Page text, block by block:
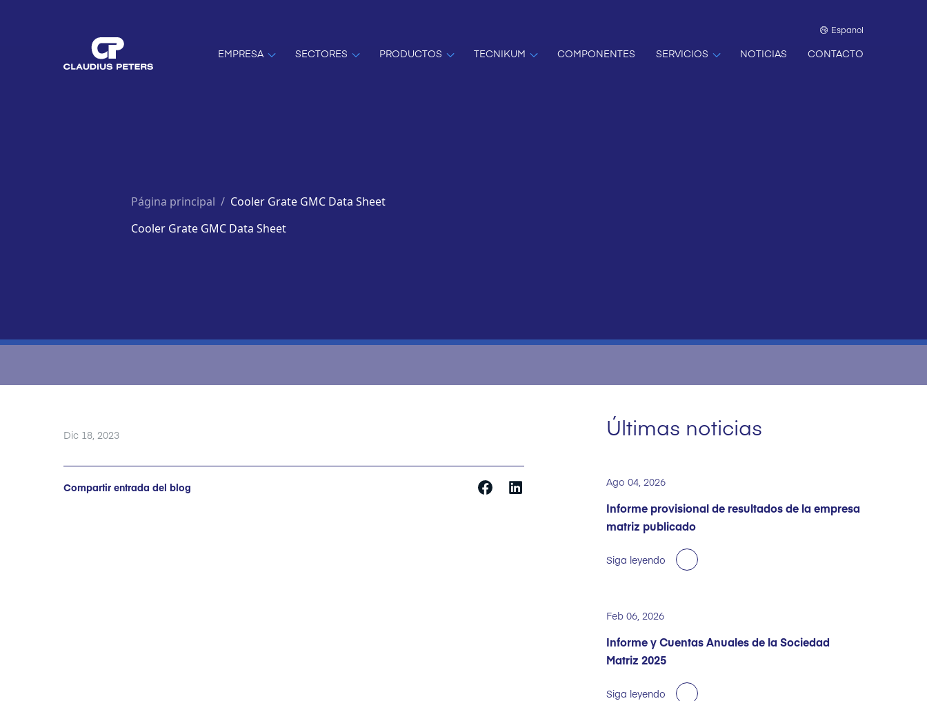
Espanol
EMPRESA SECTORES PRODUCTOS TECNIKUM COMPONENTES SERVICIOS NOTICIAS CONTACTO
Página principal / Cooler Grate GMC Data Sheet
Cooler Grate GMC Data Sheet
Dic 18, 2023
Compartir entrada del blog
Últimas noticias
Ago 04, 2026
Informe provisional de resultados de la empresa
matriz publicado
Siga leyendo
Feb 06, 2026
Informe y Cuentas Anuales de la Sociedad
Matriz 2025
Siga leyendo